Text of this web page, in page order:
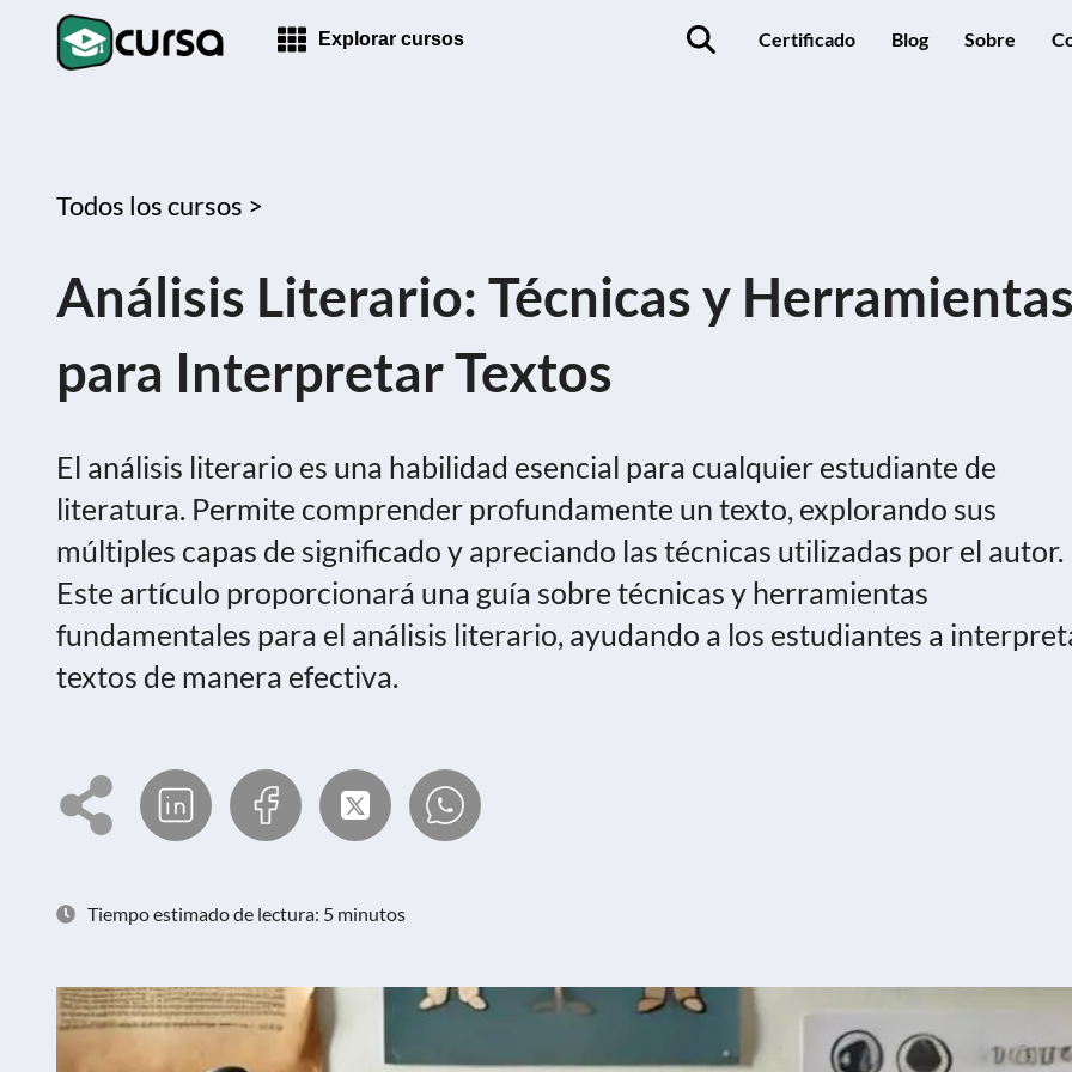
Explorar cursos Certificado Blog Sobre
Todos los cursos >
Análisis Literario: Técnicas y
para Interpretar Textos
El análisis literario es una habilidad esencial para cualquier estudiante de
literatura. Permite comprender profundamente un texto, explorando sus
múltiples capas de significado y apreciando las técnicas utilizadas por el autor.
Este artículo proporcionará una guía sobre técnicas y herramientas
fundamentales para el análisis literario, ayudando a los estudiantes a
textos de manera efectiva.
Tiempo estimado de lectura: 5 minutos